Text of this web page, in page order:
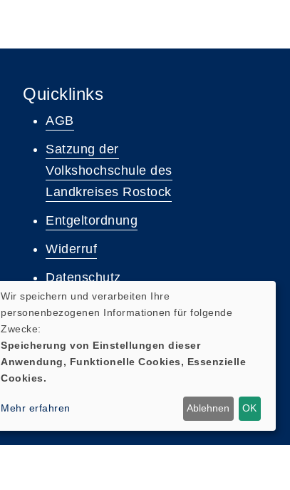
Quicklinks
AGB
Satzung der
Volkshochschule des
Landkreises Rostock
Entgeltordnung
Widerruf
Datenschutz
Barrierefreiheit
Wir speichern und verarbeiten Ihre
personenbezogenen Informationen für folgende
Zwecke:
Speicherung von Einstellungen dieser
Anwendung, Funktionelle Cookies, Essenzielle
Cookies.
Mehr erfahren Ablehnen OK